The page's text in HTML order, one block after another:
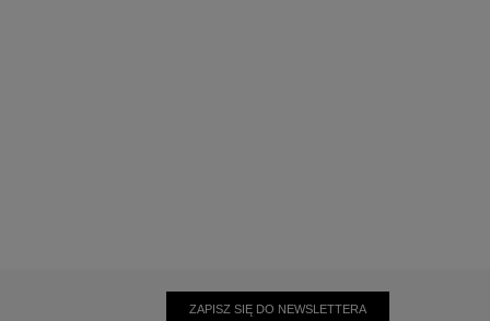
ZAPISZ SIĘ DO NEWSLETTERA